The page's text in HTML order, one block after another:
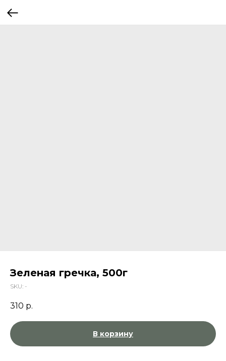
Зеленая гречка, 500г
SKU: -
310 р.
В корзину